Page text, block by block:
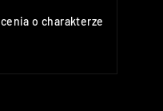
o charakterze